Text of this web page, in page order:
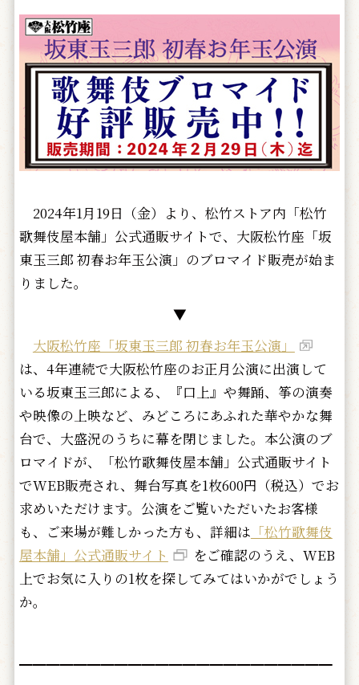
2024年1月19日（金）より、松竹ストア内「松竹
歌舞伎屋本舗」公式通販サイトで、大阪松竹座「坂
東玉三郎 初春お年玉公演」のブロマイド販売が始ま
りました。
▼
大阪松竹座「坂東玉三郎 初春お年玉公演」
は、4年連続で大阪松竹座のお正月公演に出演して
いる坂東玉三郎による、『口上』や舞踊、筝の演奏
や映像の上映など、みどころにあふれた華やかな舞
台で、大盛況のうちに幕を閉じました。本公演のブ
ロマイドが、「松竹歌舞伎屋本舗」公式通販サイト
でWEB販売され、舞台写真を1枚600円（税込）でお
求めいただけます。公演をご覧いただいたお客様
も、ご来場が難しかった方も、詳細は 「松竹歌舞伎
屋本舗」公式通販サイト
をご確認のうえ、WEB
上でお気に入りの1枚を探してみてはいかがでしょう
か。
━━━━━━━━━━━━━━━━━━━━━━━